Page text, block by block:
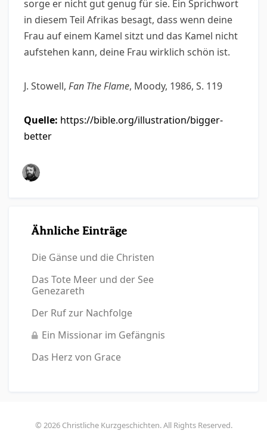
sorge er nicht gut genug für sie. Ein Sprichwort
in diesem Teil Afrikas besagt, dass wenn deine
Frau auf einem Kamel sitzt und das Kamel nicht
aufstehen kann, deine Frau wirklich schön ist.
J. Stowell, Fan The Flame, Moody, 1986, S. 119
Quelle: https://bible.org/illustration/bigger-
better
Ähnliche Einträge
Die Gänse und die Christen
Das Tote Meer und der See
Genezareth
Der Ruf zur Nachfolge
Ein Missionar im Gefängnis
Das Herz von Grace
© 2026 Christliche Kurzgeschichten. All Rights Reserved.